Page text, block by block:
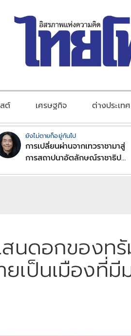
ต์ เศรษฐกิจ ต่างประเทศ
ยังไม่ตายก็อยู่กันไป
การเปลี่ยนผ่านจากเทวราชามาสู่
การสถาปนาอัตลักษณ์ราชาธิป
นดอกของทรั
เป็นเมืองที่